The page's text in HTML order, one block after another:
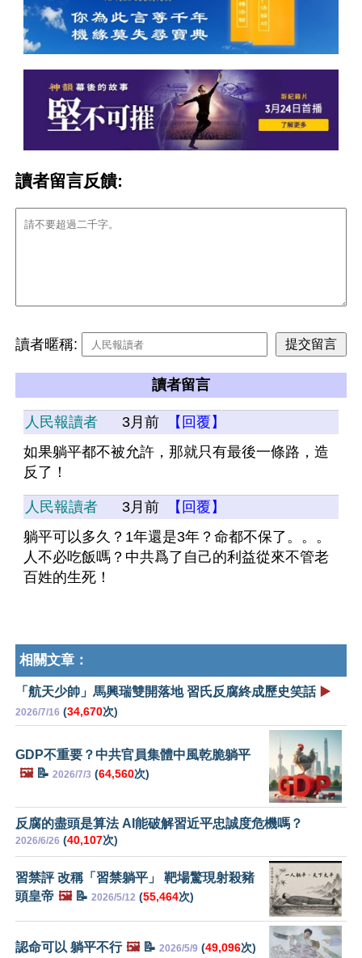
讀者留言反饋:
讀者暱稱:
讀者留言
人民報讀者 3月前
【回覆】
如果躺平都不被允許，那就只有最後一條路，造
反了！
人民報讀者 3月前
【回覆】
躺平可以多久？1年還是3年？命都不保了。。。
人不必吃飯嗎？中共爲了自己的利益從來不管老
百姓的生死！
相關文章：
「航天少帥」馬興瑞雙開落地 習氏反腐終成歷史笑話 ▶️
2026/7/16 (34,670次)
GDP不重要？中共官員集體中風乾脆躺平
🖼️📝 2026/7/3 (64,560次)
反腐的盡頭是算法 AI能破解習近平忠誠度危機嗎？
2026/6/26 (40,107次)
習禁評 改稱「習禁躺平」 靶場驚現射殺豬
頭皇帝 🖼️📝 2026/5/12 (55,464次)
認命可以 躺平不行 🖼️📝 2026/5/9 (49,096次)